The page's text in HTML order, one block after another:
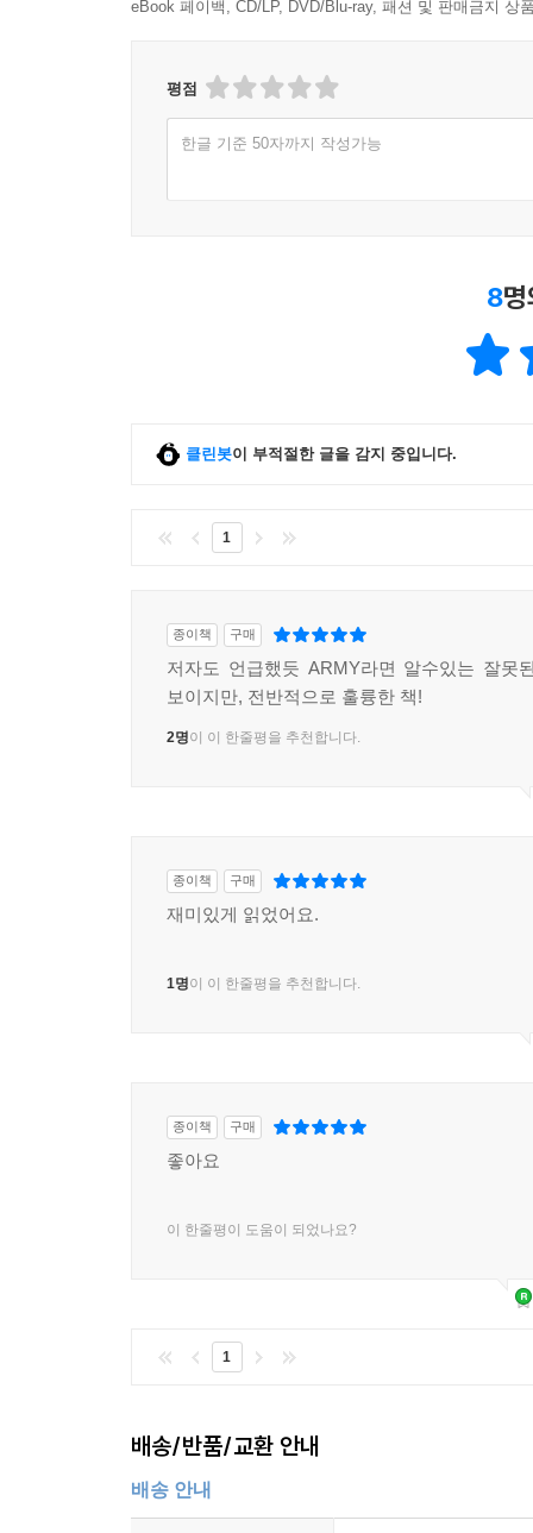
그들은 어떻게 역사상 처음으로 한국인과 동아
걸어가고 있는지, 그리고 팬들은 그 덕분에 어떤
6장은 BTS가 불러일으키는 새로운 남성성과
그들과 함께하는 여정을 위한 안내자 『BTS 길 위
코로나 19와 함께 인류는 바이러스가 물러나더라
6월 14일 데뷔 7주년을 기념하는 유료 온라인 콘
몸과 인간관계 그리고 메시지를 전하는 매체
앨범과 스토리에 담았고, 수행과도 같은 그 길
eBook 페이백, CD/LP, DVD/Blu-ray, 패션 및 판매금지 상
평점
한글 기준 50자까지 작성가능
8
클린봇이 부적절한 글을 감지 중입니다.
1
종이책 구매
저자도 언급했듯 ARMY라면 알수있는 잘못
보이지만, 전반적으로 훌륭한 책!
2명이 이 한줄평을 추천합니다.
종이책 구매
재미있게 읽었어요.
1명이 이 한줄평을 추천합니다.
종이책 구매
좋아요
이 한줄평이 도움이 되었나요?
1
배송/반품/교환 안내
배송 안내